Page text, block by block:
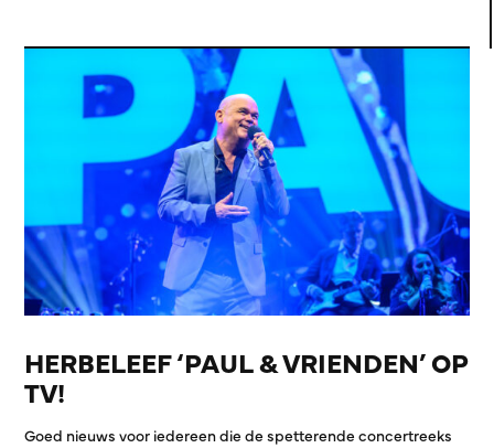
HERBELEEF ‘PAUL & VRIENDEN’ OP
TV!
Goed nieuws voor iedereen die de spetterende concertreeks